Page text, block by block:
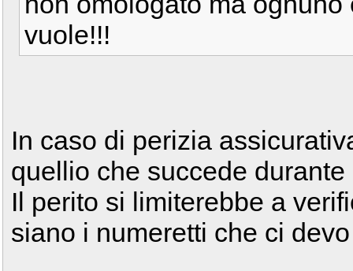
vuole!!!
In caso di perizia
quellio che succede
Il perito si limiterebbe a
siano i numeretti che ci